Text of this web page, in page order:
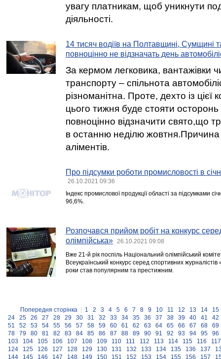
увагу платникам, щоб уникнути
діяльності.
14 тисяч водіїв на Полтавщині, Сумщині
повноцінно не відзначать день
За кермом легковика, вантажівки
транспорту – спільнота
різноманітна. Проте, дехто із цієї
цього тижня буде стояти
повноцінно відзначити свято,що
в останню неділю
аліментів.
Про підсумки роботи промисловості в
26.10.2021 09:36
Індекс промислової продукції області за підсумками
96,6%.
Розпочався прийом робіт на конкурс
олімпійська»
26.10.2021 09:08
Вже 21-й рік поспіль Національний олімпійський
Всеукраїнський конкурс серед спортивних журналістів
роки став популярним та престижним.
Попередня сторінка 1 2 3 4 5 6 7 8 9 10 11 12 13 14
15
24
25 26 27 28 29 30 31 32 33 34 35 36 37 38 39 40 41
42
51
52 53 54 55 56 57 58 59 60 61 62 63 64 65 66 67 68
69
78
79 80 81 82 83 84 85 86 87 88 89 90 91 92 93 94 95
96
103
104 105 106 107 108 109 110 111 112 113 114 115 116
117
124
125 126 127 128 129 130 131 132 133 134 135 136 137
144
145 146 147 148 149 150 151 152 153 154 155 156 157